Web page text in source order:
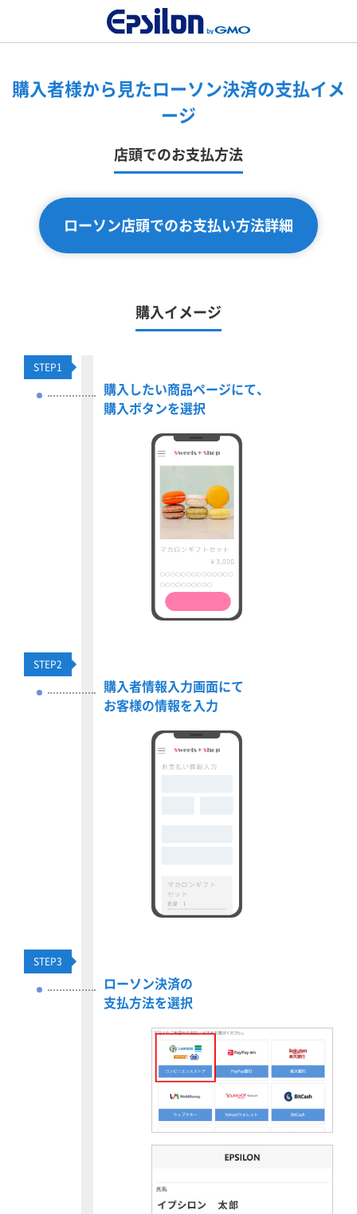
購入者様から見たローソン決済の支払イメ
ージ
店頭でのお支払方法
ローソン店頭でのお支払い方法詳細
購入イメージ
STEP1
購入したい商品ページにて、
購入ボタンを選択
STEP2
購入者情報入力画面にて
お客様の情報を入力
STEP3
ローソン決済の
支払方法を選択